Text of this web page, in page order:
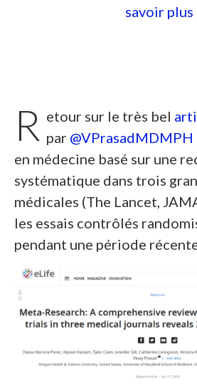
savoir plus
R etour sur le très bel
par @VPrasadMDMPH
en médecine basé sur une
systématique dans trois
médicales (The Lancet,
les essais contrôlés
pendant une période